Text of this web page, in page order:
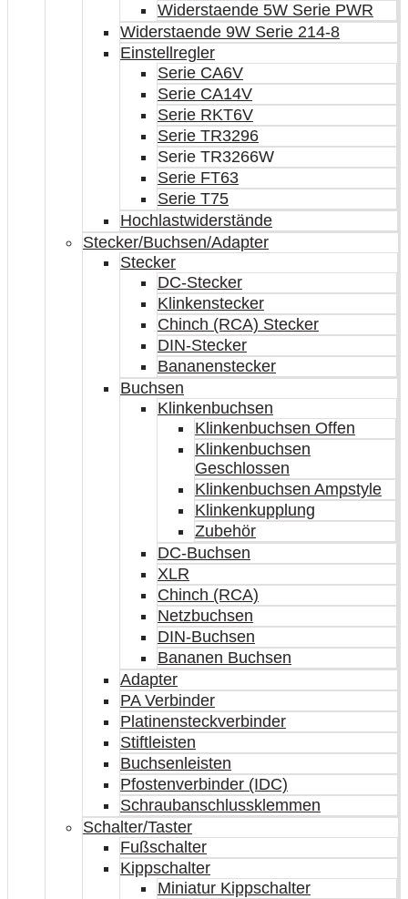
Widerstaende 5W Serie PWR
Widerstaende 9W Serie 214-8
Einstellregler
Serie CA6V
Serie CA14V
Serie RKT6V
Serie TR3296
Serie TR3266W
Serie FT63
Serie T75
Hochlastwiderstände
Stecker/Buchsen/Adapter
Stecker
DC-Stecker
Klinkenstecker
Chinch (RCA) Stecker
DIN-Stecker
Bananenstecker
Buchsen
Klinkenbuchsen
Klinkenbuchsen Offen
Klinkenbuchsen
Geschlossen
Klinkenbuchsen Ampstyle
Klinkenkupplung
Zubehör
DC-Buchsen
XLR
Chinch (RCA)
Netzbuchsen
DIN-Buchsen
Bananen Buchsen
Adapter
PA Verbinder
Platinensteckverbinder
Stiftleisten
Buchsenleisten
Pfostenverbinder (IDC)
Schraubanschlussklemmen
Schalter/Taster
Fußschalter
Kippschalter
Miniatur Kippschalter